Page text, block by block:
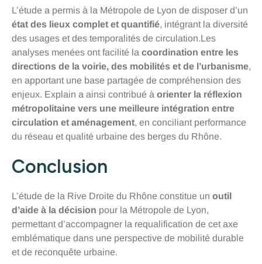
L’étude a permis à la Métropole de Lyon de disposer d’un
état des lieux complet et quantifié, intégrant la diversité
des usages et des temporalités de circulation.Les
analyses menées ont facilité la coordination entre les
directions de la voirie, des mobilités et de l’urbanisme,
en apportant une base partagée de compréhension des
enjeux. Explain a ainsi contribué à orienter la réflexion
métropolitaine vers une meilleure intégration entre
circulation et aménagement, en conciliant performance
du réseau et qualité urbaine des berges du Rhône.
Conclusion
L’étude de la Rive Droite du Rhône constitue un outil
d’aide à la décision pour la Métropole de Lyon,
permettant d’accompagner la requalification de cet axe
emblématique dans une perspective de mobilité durable
et de reconquête urbaine.